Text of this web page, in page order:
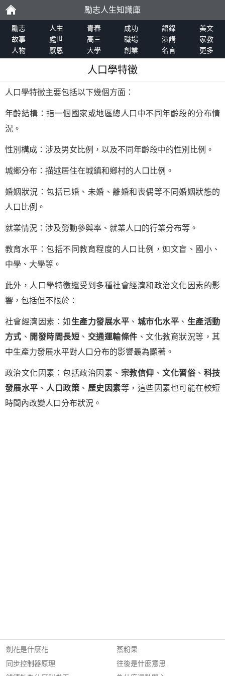
勵
志
勵志人生知識庫
勵志 人生 青春 成功 語錄
美文
故事
處世 高三 職場 演講
家教
人物
感恩 大學 創業 名言 更多
人口學特徵
人口學特徵主要包括以下幾個方面：
年齡結構：指一個國家或地區總人口中不同年齡段的分布情
況。
性別構成：涉及男女比例，以及不同年齡段中的性別比例。
城鄉分布：描述居住在城鎮和鄉村的人口比例。
婚姻狀況：包括已婚、未婚、離婚和喪偶等不同婚姻狀態的
人口比例。
就業情況：涉及勞動參與率、就業人口的行業分布等。
教育水平：包括不同教育程度的人口比例，如文盲、國小、
中學、大學等。
此外，人口學特徵還受到多種社會經濟和政治文化因素的影
響，包括但不限於：
社會經濟因素：如 生產力發展水平 、 城市化水平 、 生產活動
方式 、 開發時間長短 、 交通運輸條件 、文化教育狀況等，其
中生產力發展水平對人口分布的影響最為顯著。
政治文化因素：包括政治因素、 宗教信仰 、文化習俗、 科技
發展水平 、 人口政策 、 歷史因素等，這些因素也可能在較短
時間內改變人口分布狀況。
劍花是什麼花
同步控制器原理
蒸粉果
往後是什麼意思